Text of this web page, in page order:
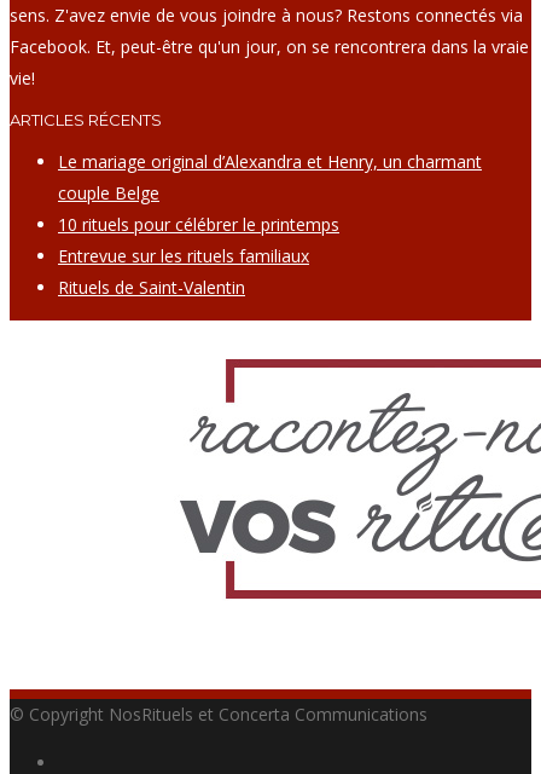
sens. Z'avez envie de vous joindre à nous? Restons connectés via
Facebook. Et, peut-être qu'un jour, on se rencontrera dans la vraie
vie!
ARTICLES RÉCENTS
Le mariage original d’Alexandra et Henry, un charmant
couple Belge
10 rituels pour célébrer le printemps
Entrevue sur les rituels familiaux
Rituels de Saint-Valentin
© Copyright NosRituels et Concerta Communications